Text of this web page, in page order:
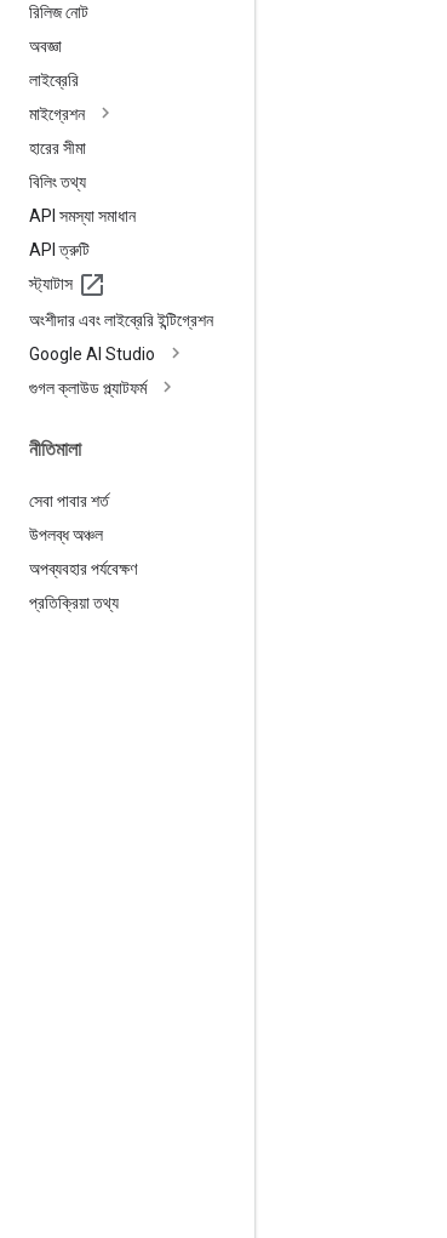
রিলিজ নোট
অবজ্ঞা
লাইব্রেরি
মাইগ্রেশন
হারের সীমা
বিলিং তথ্য
API সমস্যা সমাধান
API ত্রুটি
স্ট্যাটাস
অংশীদার এবং লাইব্রেরি ইন্টিগ্রেশন
Google AI Studio
গুগল ক্লাউড প্ল্যাটফর্ম
নীতিমালা
সেবা পাবার শর্ত
উপলব্ধ অঞ্চল
অপব্যবহার পর্যবেক্ষণ
প্রতিক্রিয়া তথ্য